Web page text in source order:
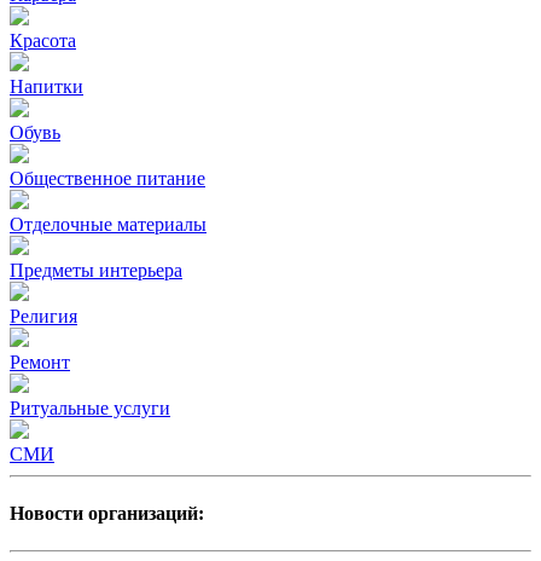
Красота
Напитки
Обувь
Общественное питание
Отделочные материалы
Предметы интерьера
Религия
Ремонт
Ритуальные услуги
СМИ
Новости организаций: